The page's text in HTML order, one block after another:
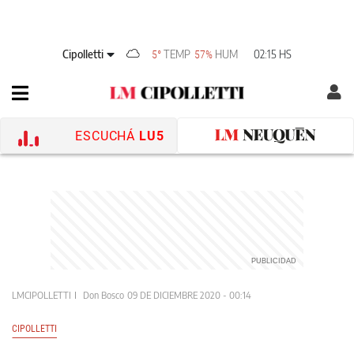
Cipolletti 5° TEMP 57% HUM 02:15 HS
ESCUCHÁ LU5
LMCIPOLLETTI Don Bosco 09 DE DICIEMBRE 2020 - 00:14
CIPOLLETTI